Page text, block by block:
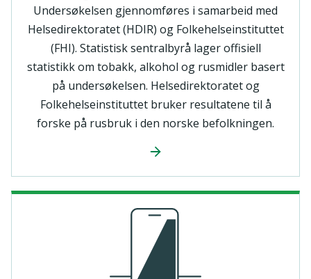
Undersøkelsen gjennomføres i samarbeid med
Helsedirektoratet (HDIR) og Folkehelseinstituttet
(FHI). Statistisk sentralbyrå lager offisiell
statistikk om tobakk, alkohol og rusmidler basert
på undersøkelsen. Helsedirektoratet og
Folkehelseinstituttet bruker resultatene til å
forske på rusbruk i den norske befolkningen.